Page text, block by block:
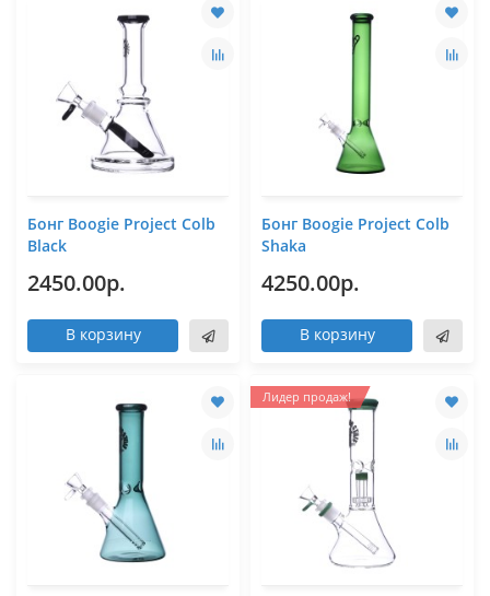
Бонг Boogie Project Colb
Black
2450.00р.
В корзину
Бонг Boogie Project Colb
Shaka
4250.00р.
В корзину
Лидер продаж!